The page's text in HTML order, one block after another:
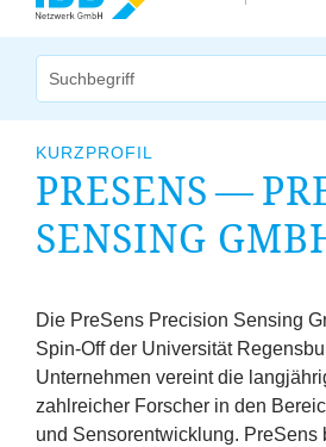
Unternehmen
Cluster
Leistungsangebot
Arbeitskreise
Erfolge
KURZPROFIL
PRESENS —
SENSING
Die PreSens Precision Sensing
Spin-Off der Universität
Unternehmen vereint die
zahlreicher Forscher in den
und Sensorentwicklung. PreSens